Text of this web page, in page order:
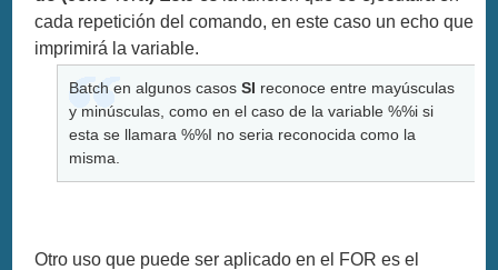
cada repetición del comando, en este caso un echo que
imprimirá la variable.
Batch en algunos casosSI reconoce entre mayúsculas
y minúsculas, como en el caso de la variable %%i si
esta se llamara %%I no seria reconocida como la
misma.
Otro uso que puede ser aplicado en el FOR es el